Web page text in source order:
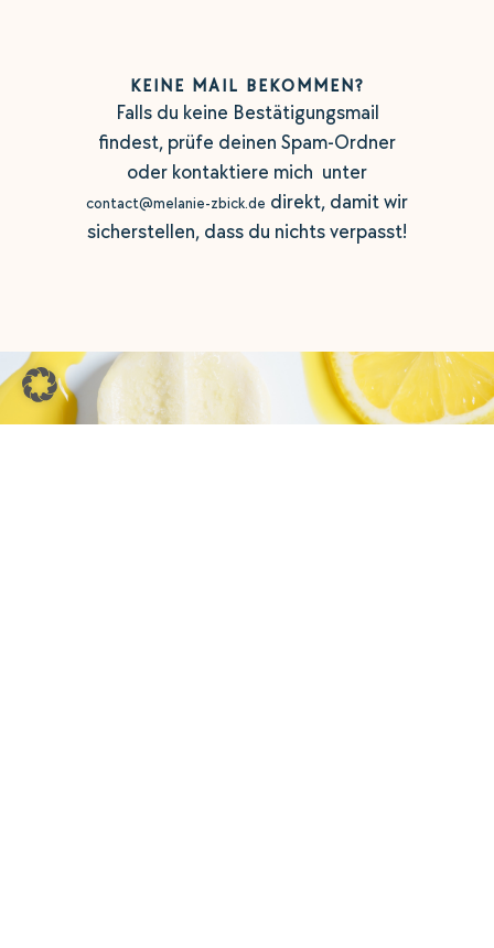
KEINE MAIL BEKOMMEN?
Falls du keine Bestätigungsmail
findest, prüfe deinen Spam-Ordner
oder kontaktiere mich unter
contact@melanie-zbick.de direkt, damit wir
sicherstellen, dass du nichts verpasst!